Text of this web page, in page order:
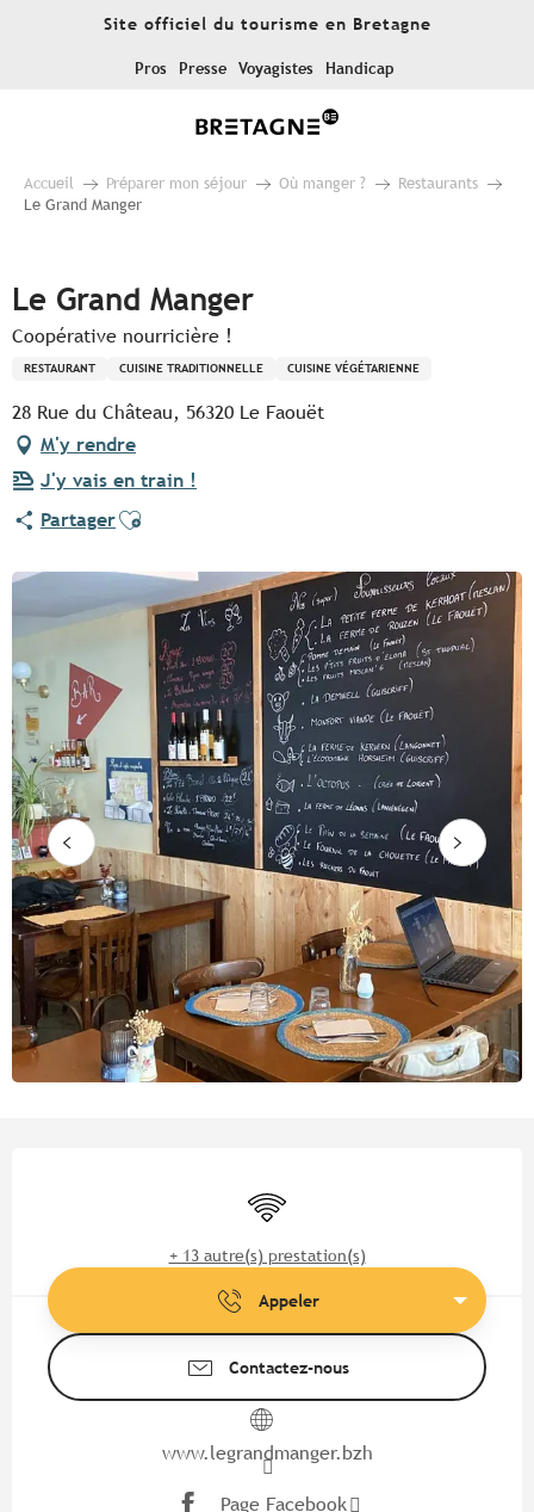
Site officiel du tourisme en Bretagne
Pros Presse Voyagistes Handicap
Accueil Préparer mon séjour Où manger ?
Restaurants
Le Grand Manger
Le Grand Manger
Coopérative nourricière !
RESTAURANT CUISINE TRADITIONNELLE CUISINE VÉGÉTARIENNE
28 Rue du Château, 56320 Le Faouët
M'y rendre
J'y vais en train !
PartagerAjouter aux favoris
WiFi
+ 13 autre(s) prestation(s)
Appeler
Contactez-nous
www.legrandmanger.bzh
Page Facebook